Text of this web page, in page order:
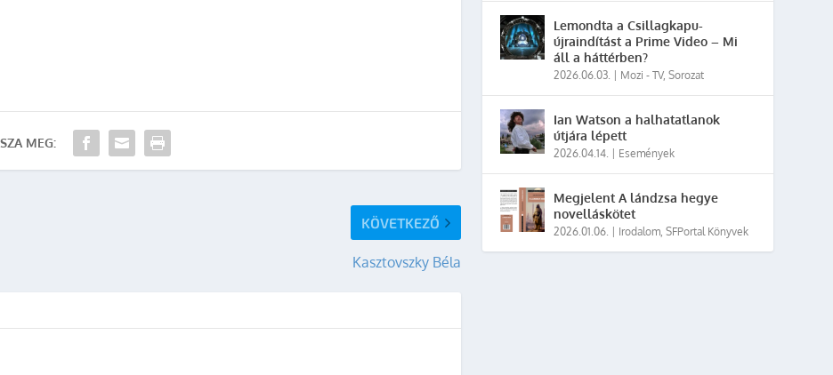
MEG:
KÖVETKEZŐ
Kasztovszky Béla
Lemondta a Csillagkapu-
újraindítást a Prime Video – Mi
áll a háttérben?
2026.06.03. Mozi - TV,Sorozat
Ian Watson a halhatatlanok
útjára lépett
2026.04.14. Események
Megjelent A lándzsa hegye
novelláskötet
2026.01.06. Irodalom,SFPortal Könyvek